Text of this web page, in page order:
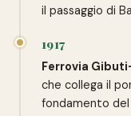
il passaggio di
1917
Ferrovia
che collega il
fondamento